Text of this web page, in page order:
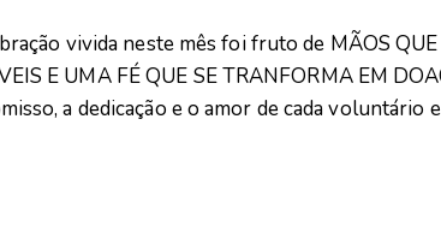
vivida neste mês foi fruto de MÃOS QUE
E UMA FÉ QUE SE TRANFORMA EM
a dedicação e o amor de cada voluntário